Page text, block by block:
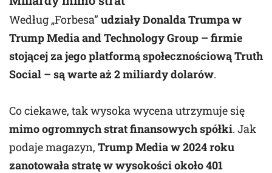
Według „Forbesa” udziały Donalda Trumpa w
Trump Media and Technology Group – firmie
stojącej za jego platformą społecznościową Truth
Social – są warte aż 2 miliardy dolarów.
Co ciekawe, tak wysoka wycena utrzymuje się
mimo ogromnych strat finansowych spółki. Jak
podaje magazyn, Trump Media w 2024 roku
zanotowała stratę w wysokości około 401